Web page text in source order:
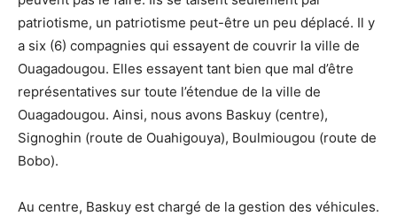
patriotisme, un patriotisme peut-être un peu déplacé. Il y
a six (6) compagnies qui essayent de couvrir la ville de
Ouagadougou. Elles essayent tant bien que mal d’être
représentatives sur toute l’étendue de la ville de
Ouagadougou. Ainsi, nous avons Baskuy (centre),
Signoghin (route de Ouahigouya), Boulmiougou (route de
Bobo).
Au centre, Baskuy est chargé de la gestion des véhicules.